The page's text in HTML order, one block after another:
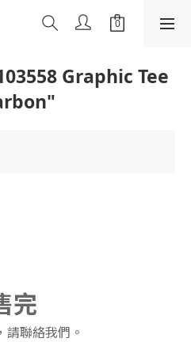
Graphic Tee
完
請聯絡我們。